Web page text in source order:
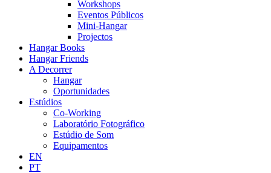
Workshops
Eventos Públicos
Mini-Hangar
Projectos
Hangar Books
Hangar Friends
A Decorrer
Hangar
Oportunidades
Estúdios
Co-Working
Laboratório Fotográfico
Estúdio de Som
Equipamentos
EN
PT